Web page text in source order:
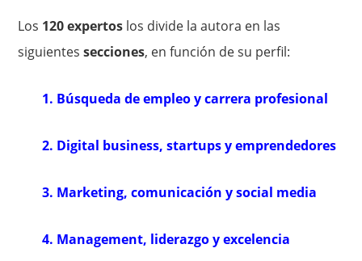
Los 120 expertos los divide la autora en las
siguientessecciones, en función de su perfil:
1. Búsqueda de empleo y carrera profesional
2. Digital business, startups y emprendedores
3. Marketing, comunicación y social media
4. Management, liderazgo y excelencia